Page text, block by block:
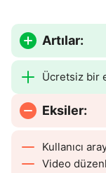
Artılar:
Ücretsiz bir
Eksiler:
Kullanıcı
Video